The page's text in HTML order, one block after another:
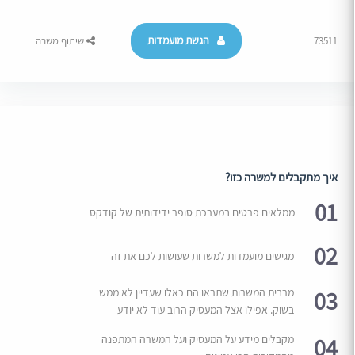
73511 הגשת מועמדות שיתוף משרה
איך מתקבלים למשרה כזו?
01 ממלאים פרטים במערכת סופר ידידותית של קודקס
02 מגישים מועמדות למשרות שעושות לכם את זה
03
מרבית המשרות שתראו הם כאלו שעדיין לא ממש
בשוק. אפילו אצל המעסיק הרוב עוד לא יודע
04
מקבלים מידע על המעסיק ועל המשרה המתפנה